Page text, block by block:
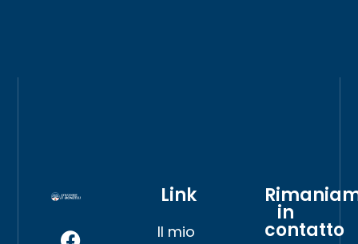
Link
Il mio
in
contatto